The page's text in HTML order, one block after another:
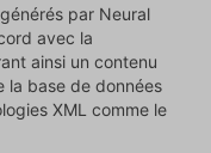
par Neural
avec la
ainsi un contenu
la base de données
XML comme le